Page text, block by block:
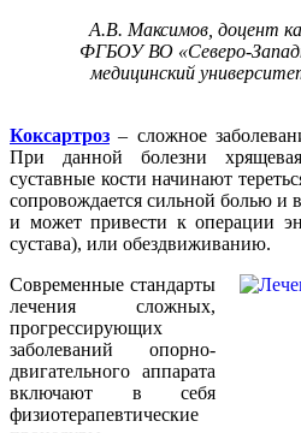
А.В. Максимов, доцент
ФГБОУ ВО «Северо-
медицинский
Коксартроз – сложное
При данной болезни
суставные кости начинают
сопровождается сильной болью и
и может привести к операции
сустава), или обездвиживанию.
Современные стандарты
лечения сложных,
прогрессирующих
заболеваний опорно-
двигательного аппарата
включают в себя
физиотерапевтические